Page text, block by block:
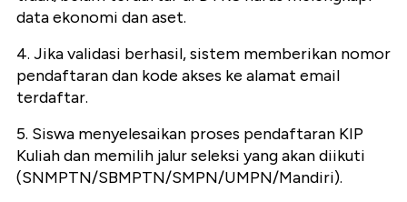
data ekonomi dan aset.
4. Jika validasi berhasil, sistem memberikan nomor
pendaftaran dan kode akses ke alamat email
terdaftar.
5. Siswa menyelesaikan proses pendaftaran KIP
Kuliah dan memilih jalur seleksi yang akan diikuti
(SNMPTN/SBMPTN/SMPN/UMPN/Mandiri).